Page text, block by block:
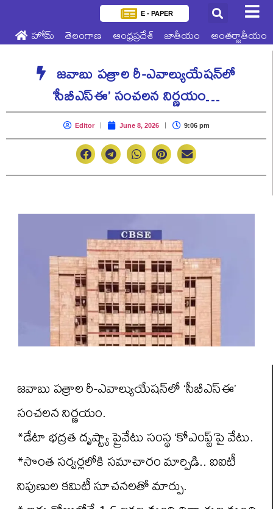
E - PAPER
హోమ్ తెలంగాణ ఆంధ్రప్రదేశ్ జాతీయం అంతర్జాతీయం
జవాబు పత్రాల రీ-ఎవాల్యుయేషన్‌లో
‘సీబీఎస్‌ఈ’ సంచలన నిర్ణయం…
Editor June 8, 2026 9:06 pm
జవాబు పత్రాల రీ-ఎవాల్యుయేషన్‌లో ‘సీబీఎస్‌ఈ’
సంచలన నిర్ణయం.
*డేటా భద్రత దృష్ట్యా ప్రైవేటు సంస్థ ‘కోఎంప్ట్’పై వేటు.
*సొంత సర్వర్లలోకి సమాచారం మార్పిడి.. ఐఐటీ
నిపుణుల కమిటీ సూచనలతో మార్పు.